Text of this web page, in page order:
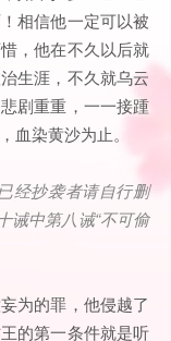
相信他一定可以被
，他在不久以后就
生涯，不久就乌云
剧重重，一一接踵
血染黄沙为止。
经抄袭者请自行删
诫中第八诫“不可偷
为的罪，他侵越了
的第一条件就是听